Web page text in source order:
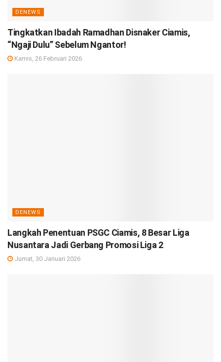
DENEWS
Tingkatkan Ibadah Ramadhan Disnaker Ciamis,
“Ngaji Dulu” Sebelum Ngantor!
Kamis, 26 Februari 2026
DENEWS
Langkah Penentuan PSGC Ciamis, 8 Besar Liga
Nusantara Jadi Gerbang Promosi Liga 2
Jumat, 30 Januari 2026